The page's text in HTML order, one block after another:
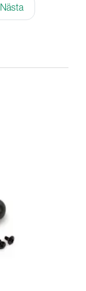
Nästa